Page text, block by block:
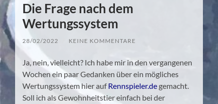
Die Frage nach dem
Wertungssystem
28/02/2022 KEINE KOMMENTARE
Ja, nein, vielleicht? Ich habe mir in den vergangenen
Wochen ein paar Gedanken über ein mögliches
Wertungssystem hier aufRennspieler.de gemacht.
Soll ich als Gewohnheitstier einfach bei der